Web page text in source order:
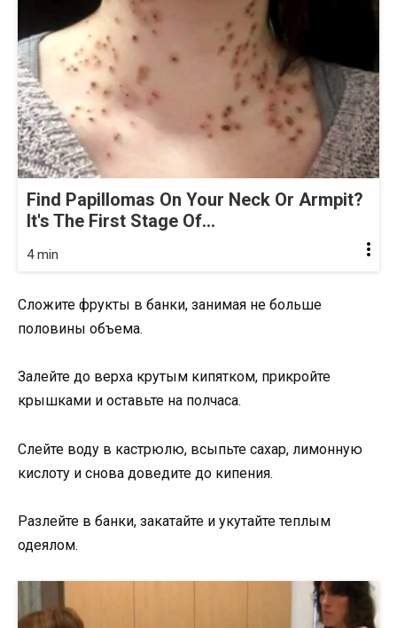
Find Papillomas On Your Neck Or Armpit?
It's The First Stage Of...
4 min
Сложите фрукты в банки, занимая не больше
половины объема.
Залейте до верха крутым кипятком, прикройте
крышками и оставьте на полчаса.
Слейте воду в кастрюлю, всыпьте сахар, лимонную
кислоту и снова доведите до кипения.
Разлейте в банки, закатайте и укутайте теплым
одеялом.